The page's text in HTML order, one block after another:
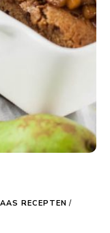
RECEPTEN /